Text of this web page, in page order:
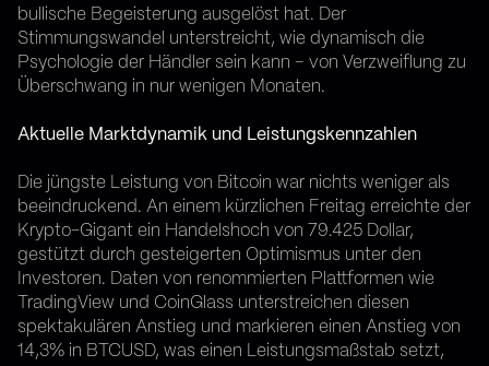
bullische Begeisterung ausgelöst hat. Der
Stimmungswandel unterstreicht, wie dynamisch die
Psychologie der Händler sein kann – von Verzweiflung zu
Überschwang in nur wenigen Monaten.
Aktuelle Marktdynamik und Leistungskennzahlen
Die jüngste Leistung von Bitcoin war nichts weniger als
beeindruckend. An einem kürzlichen Freitag erreichte der
Krypto-Gigant ein Handelshoch von 79.425 Dollar,
gestützt durch gesteigerten Optimismus unter den
Investoren. Daten von renommierten Plattformen wie
TradingView und CoinGlass unterstreichen diesen
spektakulären Anstieg und markieren einen Anstieg von
14,3% in BTCUSD, was einen Leistungsmaßstab setzt,